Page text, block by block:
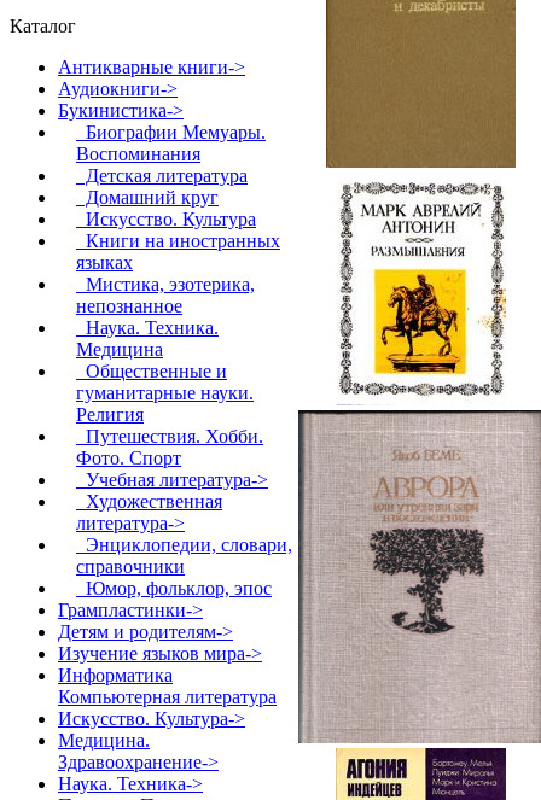
Каталог
Антикварные книги->
Аудиокниги->
Букинистика->
Биографии Мемуары.
Воспоминания
Детская литература
Домашний круг
Искусство. Культура
Книги на иностранных
языках
Мистика, эзотерика,
непознанное
Наука. Техника.
Медицина
Общественные и
гуманитарные науки.
Религия
Путешествия. Хобби.
Фото. Спорт
Учебная литература->
Художественная
литература->
Энциклопедии, словари,
справочники
Юмор, фольклор, эпос
Грампластинки->
Детям и родителям->
Изучение языков мира->
Информатика
Компьютерная литература
Искусство. Культура->
Медицина.
Здравоохранение->
Наука. Техника->